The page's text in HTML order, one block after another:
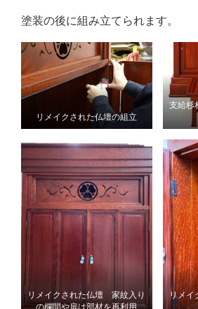
塗装の後に組み立てられます。
リメイクされた仏壇の組立
支給杉
リメイクされた仏壇 家紋入り
の欄間や扉は部材を再利用
リメ